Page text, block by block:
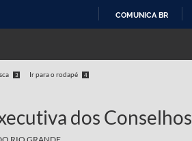
COMUNICA BR
3 Ir para o rodapé 4
dos Conselhos